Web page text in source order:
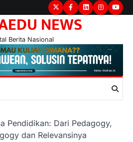
TwitterFacebook
LinkedInInstagram
NEWS
Berita Nasional
Pendidikan: Dari Pedagogy,
dan Relevansinya